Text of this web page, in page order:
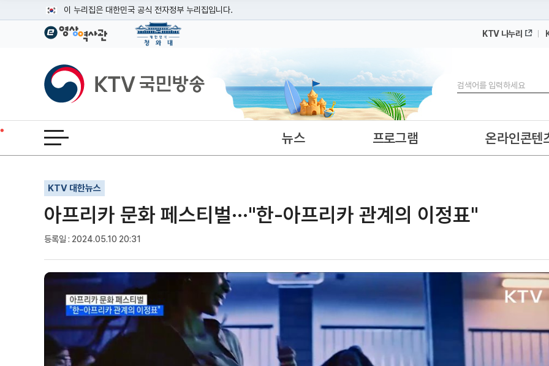
이 누리집은 대한민국 공식 전자정부 누리집입니다.
공식 누리집 주소 확인하기
이밖에 or.kr 또는 .kr등 다른 도메인 주소를 사용하고 있다면 아래 URL에서 도메인 주소를 확인해 보세요
운영중인 공식 누리집보기
KTV 나누리
KTV국민방송
검색
전체메뉴 열기 뉴스 프로그램 온라인콘텐
KTV 대한뉴스
아프리카 문화 페스티벌···"한-아프리카 관계의 이정표"
등록일 : 2024.05.10 20:31
기사인쇄
글자확대
글자축소